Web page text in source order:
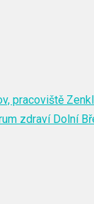
pracoviště
zdraví Dolní